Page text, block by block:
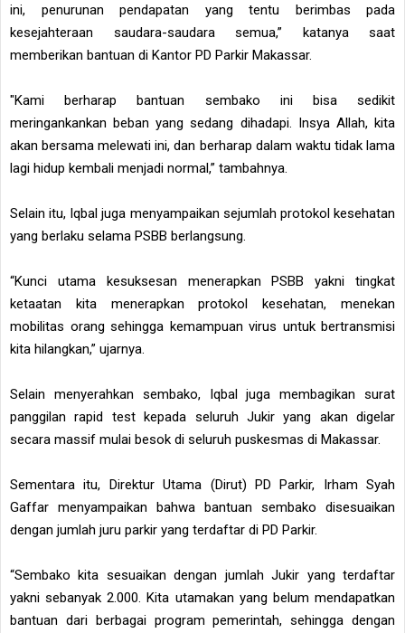
ini, penurunan pendapatan yang tentu berimbas pada
kesejahteraan saudara-saudara semua,” katanya saat
memberikan bantuan di Kantor PD Parkir Makassar.
"Kami berharap bantuan sembako ini bisa sedikit
meringankankan beban yang sedang dihadapi. Insya Allah, kita
akan bersama melewati ini, dan berharap dalam waktu tidak lama
lagi hidup kembali menjadi normal,” tambahnya.
Selain itu, Iqbal juga menyampaikan sejumlah protokol kesehatan
yang berlaku selama PSBB berlangsung.
“Kunci utama kesuksesan menerapkan PSBB yakni tingkat
ketaatan kita menerapkan protokol kesehatan, menekan
mobilitas orang sehingga kemampuan virus untuk bertransmisi
kita hilangkan,” ujarnya.
Selain menyerahkan sembako, Iqbal juga membagikan surat
panggilan rapid test kepada seluruh Jukir yang akan digelar
secara massif mulai besok di seluruh puskesmas di Makassar.
Sementara itu, Direktur Utama (Dirut) PD Parkir, Irham Syah
Gaffar menyampaikan bahwa bantuan sembako disesuaikan
dengan jumlah juru parkir yang terdaftar di PD Parkir.
“Sembako kita sesuaikan dengan jumlah Jukir yang terdaftar
yakni sebanyak 2.000. Kita utamakan yang belum mendapatkan
bantuan dari berbagai program pemerintah, sehingga dengan